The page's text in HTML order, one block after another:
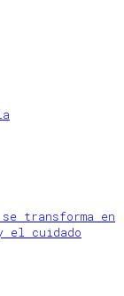
transforma en
el cuidado